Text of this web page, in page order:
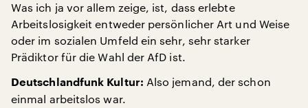
Was ich ja vor allem zeige, ist, dass erlebte
Arbeitslosigkeit entweder persönlicher Art und Weise
oder im sozialen Umfeld ein sehr, sehr starker
Prädiktor für die Wahl der AfD ist.
Deutschlandfunk Kultur: Also jemand, der schon
einmal arbeitslos war.